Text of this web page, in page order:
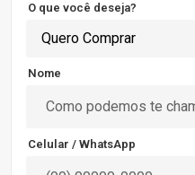
O que você deseja?
Quero Comprar
Nome
Celular / WhatsApp